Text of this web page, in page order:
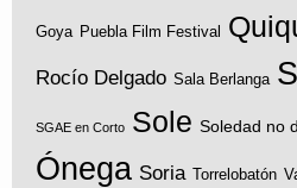
Goya Puebla Film Festival
Rocío Delgado Sala Berlanga
SGAE en Corto Sole Soledad no
Ónega Soria Torrelobatón